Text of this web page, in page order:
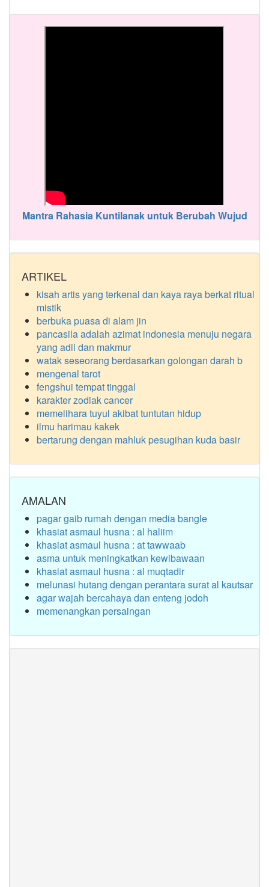
Mantra Rahasia Kuntilanak untuk Berubah Wujud
ARTIKEL
kisah artis yang terkenal dan kaya raya berkat ritual
mistik
berbuka puasa di alam jin
pancasila adalah azimat indonesia menuju negara
yang adil dan makmur
watak seseorang berdasarkan golongan darah b
mengenal tarot
fengshui tempat tinggal
karakter zodiak cancer
memelihara tuyul akibat tuntutan hidup
ilmu harimau kakek
bertarung dengan mahluk pesugihan kuda basir
AMALAN
pagar gaib rumah dengan media bangle
khasiat asmaul husna : al haliim
khasiat asmaul husna : at tawwaab
asma untuk meningkatkan kewibawaan
khasiat asmaul husna : al muqtadir
melunasi hutang dengan perantara surat al kautsar
agar wajah bercahaya dan enteng jodoh
memenangkan persaingan